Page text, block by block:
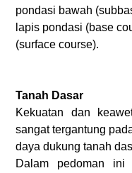
pondasi bawah
lapis pondasi (base
(surface course).
Tanah Dasar
Kekuatan dan
sangat tergantung
daya dukung tanah
Dalam pedoman ini